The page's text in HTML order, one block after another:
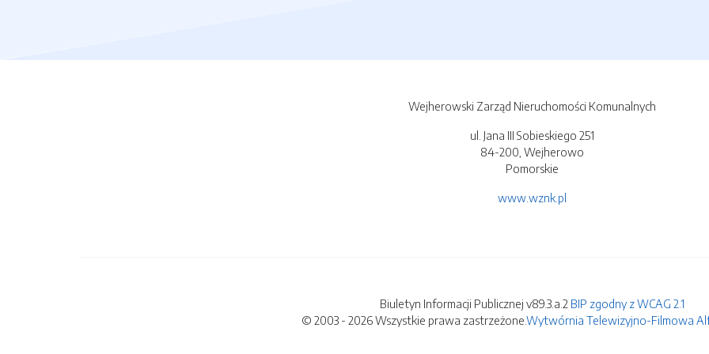
Wejherowski Zarząd Nieruchomości Komunalnych
ul. Jana III Sobieskiego 251
84-200, Wejherowo
Pomorskie
www.wznk.pl
Biuletyn Informacji Publicznej v89.3.a.2 BIP zgodny z WCAG 2.1
© 2003 - 2026 Wszystkie prawa zastrzeżone.Wytwórnia Telewizyjno-Filmowa